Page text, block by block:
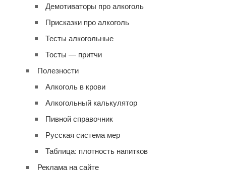
Демотиваторы про алкоголь
Присказки про алкоголь
Тесты алкогольные
Тосты — притчи
Полезности
Алкоголь в крови
Алкогольный калькулятор
Пивной справочник
Русская система мер
Таблица: плотность напитков
Реклама на сайте